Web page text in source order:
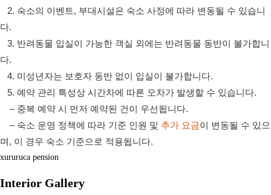
2. 숙소의 이벤트, 부대시설은 숙소 사정에 따라 변동될 수 있습니
다.
3. 반려동물 입실이 가능한 객실 외에는 반려동물 동반이 불가합니
다.
4. 미성년자는 보호자 동반 없이 입실이 불가합니다.
5. 예약 관리 특성상 시간차에 따른 오차가 발생할 수 있습니다.
– 중복 예약 시 먼저 예약된 건이 우선됩니다.
– 숙소 운영 정책에 따라 기준 인원 및 추가 요금이 변동될 수 있으
며, 이 경우 숙소 기준으로 적용됩니다.
xururuca pension
Interior Gallery